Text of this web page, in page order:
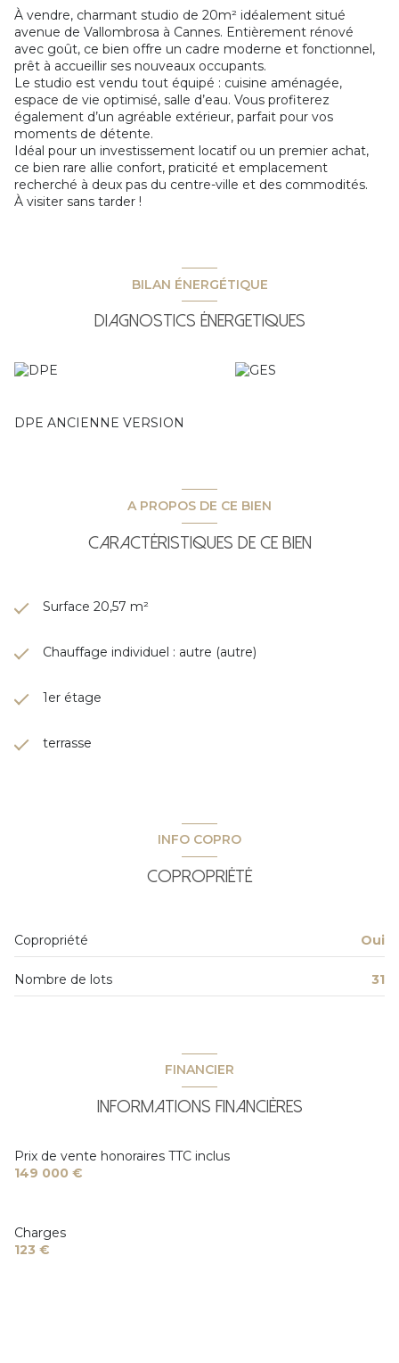
À vendre, charmant studio de 20m² idéalement situé
avenue de Vallombrosa à Cannes. Entièrement rénové
avec goût, ce bien offre un cadre moderne et fonctionnel,
prêt à accueillir ses nouveaux occupants.
Le studio est vendu tout équipé : cuisine aménagée,
espace de vie optimisé, salle d’eau. Vous profiterez
également d’un agréable extérieur, parfait pour vos
moments de détente.
Idéal pour un investissement locatif ou un premier achat,
ce bien rare allie confort, praticité et emplacement
recherché à deux pas du centre-ville et des commodités.
À visiter sans tarder !
BILAN ÉNERGÉTIQUE
Diagnostics énergetiques
DPE ANCIENNE VERSION
A PROPOS DE CE BIEN
Caractéristiques de ce bien
Surface 20,57 m²
Chauffage individuel : autre (autre)
1er étage
terrasse
INFO COPRO
Copropriété
Copropriété Oui
Nombre de lots 31
FINANCIER
Informations financières
Prix de vente honoraires TTC inclus
149 000 €
Charges
123 €